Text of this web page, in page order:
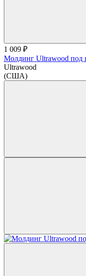
1 009 ₽
Молдинг Ultrawood под
Ultrawood
(США)